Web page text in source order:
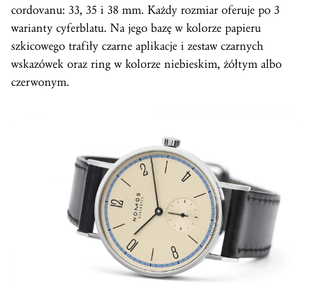
cordovanu: 33, 35 i 38 mm. Każdy rozmiar oferuje po 3
warianty cyferblatu. Na jego bazę w kolorze papieru
szkicowego trafiły czarne aplikacje i zestaw czarnych
wskazówek oraz ring w kolorze niebieskim, żółtym albo
czerwonym.